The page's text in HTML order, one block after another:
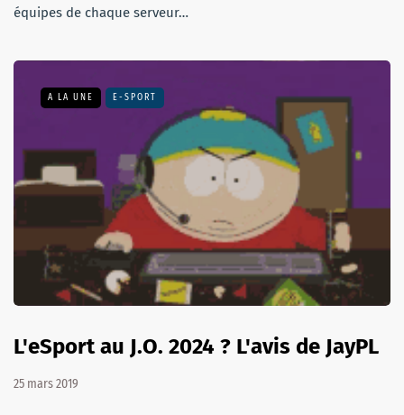
équipes de chaque serveur…
A LA UNE E-SPORT
L'eSport au J.O. 2024 ? L'avis de JayPL
25 mars 2019